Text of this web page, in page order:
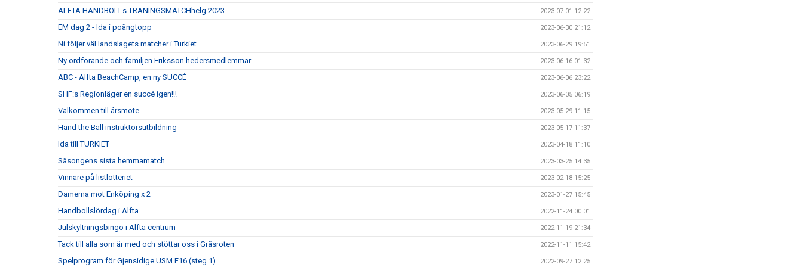
ALFTA HANDBOLLs TRÄNINGSMATCHhelg 2023 2023-07-01 12:22
EM dag 2 - Ida i poängtopp 2023-06-30 21:12
Ni följer väl landslagets matcher i Turkiet 2023-06-29 19:51
Ny ordförande och familjen Eriksson hedersmedlemmar 2023-06-16 01:32
ABC - Alfta BeachCamp, en ny SUCCÉ 2023-06-06 23:22
SHF:s Regionläger en succé igen!!! 2023-06-05 06:19
Välkommen till årsmöte 2023-05-29 11:15
Hand the Ball instruktörsutbildning 2023-05-17 11:37
Ida till TURKIET 2023-04-18 11:10
Säsongens sista hemmamatch 2023-03-25 14:35
Vinnare på listlotteriet 2023-02-18 15:25
Damerna mot Enköping x 2 2023-01-27 15:45
Handbollslördag i Alfta 2022-11-24 00:01
Julskyltningsbingo i Alfta centrum 2022-11-19 21:34
Tack till alla som är med och stöttar oss i Gräsroten 2022-11-11 15:42
Spelprogram för Gjensidige USM F16 (steg 1) 2022-09-27 12:25